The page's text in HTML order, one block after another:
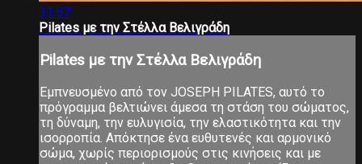
31:57
Pilates με την Στέλλα Βελιγράδη
Pilates με την Στέλλα Βελιγράδη
Εμπνευσμένο από τον JOSEPH PILATES, αυτό το
πρόγραμμα βελτιώνει άμεσα τη στάση του σώματος,
τη δύναμη, την ευλυγισία, την ελαστικότητα και την
ισορροπία. Απόκτησε ένα ευθυτενές και αρμονικό
σώμα, χωρίς περιορισμούς στις κινήσεις και με